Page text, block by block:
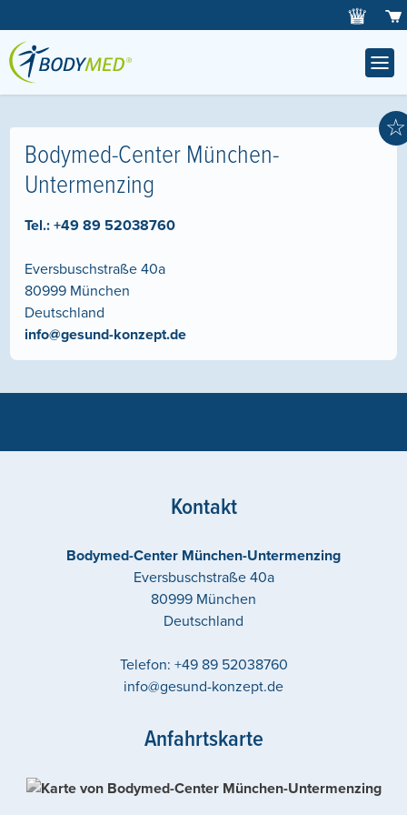
☆
Bodymed-Center München-
Untermenzing
Tel.:+49 89 52038760
Eversbuschstraße 40a
80999 München
Deutschland
info@gesund-konzept.de
Kontakt
Bodymed-Center München-Untermenzing
Eversbuschstraße 40a
80999 München
Deutschland
Telefon: +49 89 52038760
info@gesund-konzept.de
Anfahrtskarte